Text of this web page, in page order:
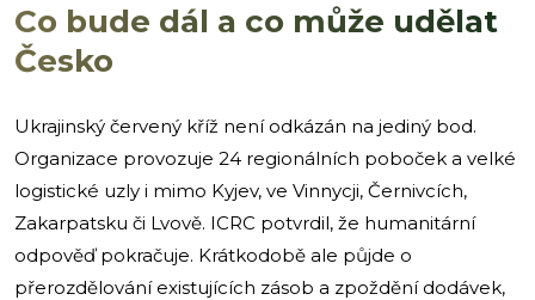
Co bude dál a co může udělat
Česko
Ukrajinský červený kříž není odkázán na jediný bod.
Organizace provozuje 24 regionálních poboček a velké
logistické uzly i mimo Kyjev, ve Vinnycji, Černivcích,
Zakarpatsku či Lvově. ICRC potvrdil, že humanitární
odpověď pokračuje. Krátkodobě ale půjde o
přerozdělování existujících zásob a zpoždění dodávek,